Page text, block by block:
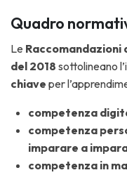
Quadro
Le Raccomandazioni
del 2018 sottolineano
chiave per
competenza
competenza
imparare a
competenza in